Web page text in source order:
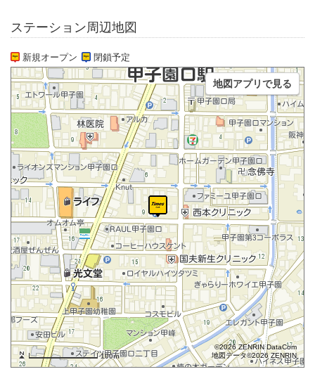
ステーション周辺地図
新規オープン 閉鎖予定
100m
©2026 ZENRIN DataCom
地図データ©2026 ZENRIN
地図アプリで見る